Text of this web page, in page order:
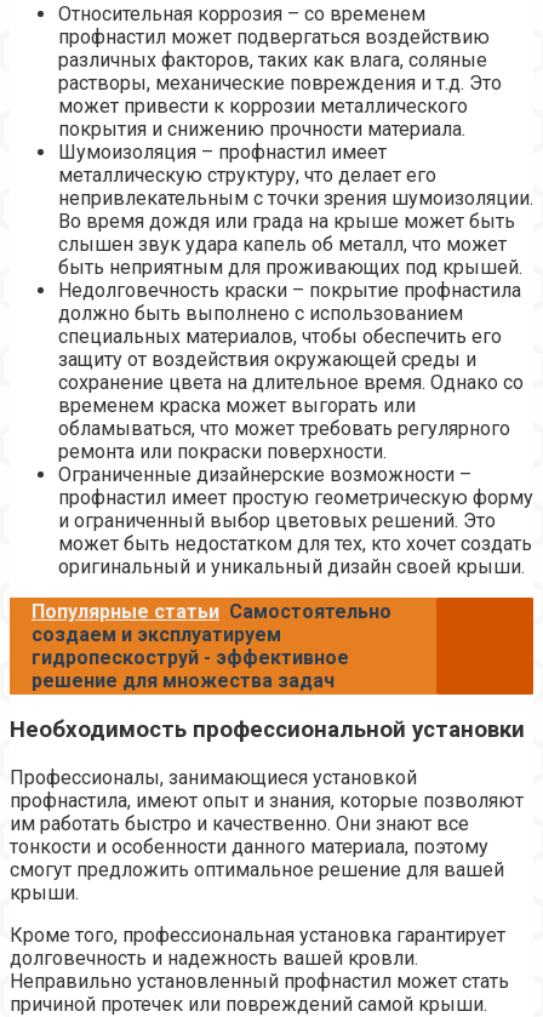
Относительная коррозия – со временем
профнастил может подвергаться воздействию
различных факторов, таких как влага, соляные
растворы, механические повреждения и т.д. Это
может привести к коррозии металлического
покрытия и снижению прочности материала.
Шумоизоляция – профнастил имеет
металлическую структуру, что делает его
непривлекательным с точки зрения шумоизоляции.
Во время дождя или града на крыше может быть
слышен звук удара капель об металл, что может
быть неприятным для проживающих под крышей.
Недолговечность краски – покрытие профнастила
должно быть выполнено с использованием
специальных материалов, чтобы обеспечить его
защиту от воздействия окружающей среды и
сохранение цвета на длительное время. Однако со
временем краска может выгорать или
обламываться, что может требовать регулярного
ремонта или покраски поверхности.
Ограниченные дизайнерские возможности –
профнастил имеет простую геометрическую форму
и ограниченный выбор цветовых решений. Это
может быть недостатком для тех, кто хочет создать
оригинальный и уникальный дизайн своей крыши.
Популярные статьи Самостоятельно
создаем и эксплуатируем
гидропескоструй - эффективное
решение для множества задач
Необходимость профессиональной установки
Профессионалы, занимающиеся установкой
профнастила, имеют опыт и знания, которые позволяют
им работать быстро и качественно. Они знают все
тонкости и особенности данного материала, поэтому
смогут предложить оптимальное решение для вашей
крыши.
Кроме того, профессиональная установка гарантирует
долговечность и надежность вашей кровли.
Неправильно установленный профнастил может стать
причиной протечек или повреждений самой крыши.